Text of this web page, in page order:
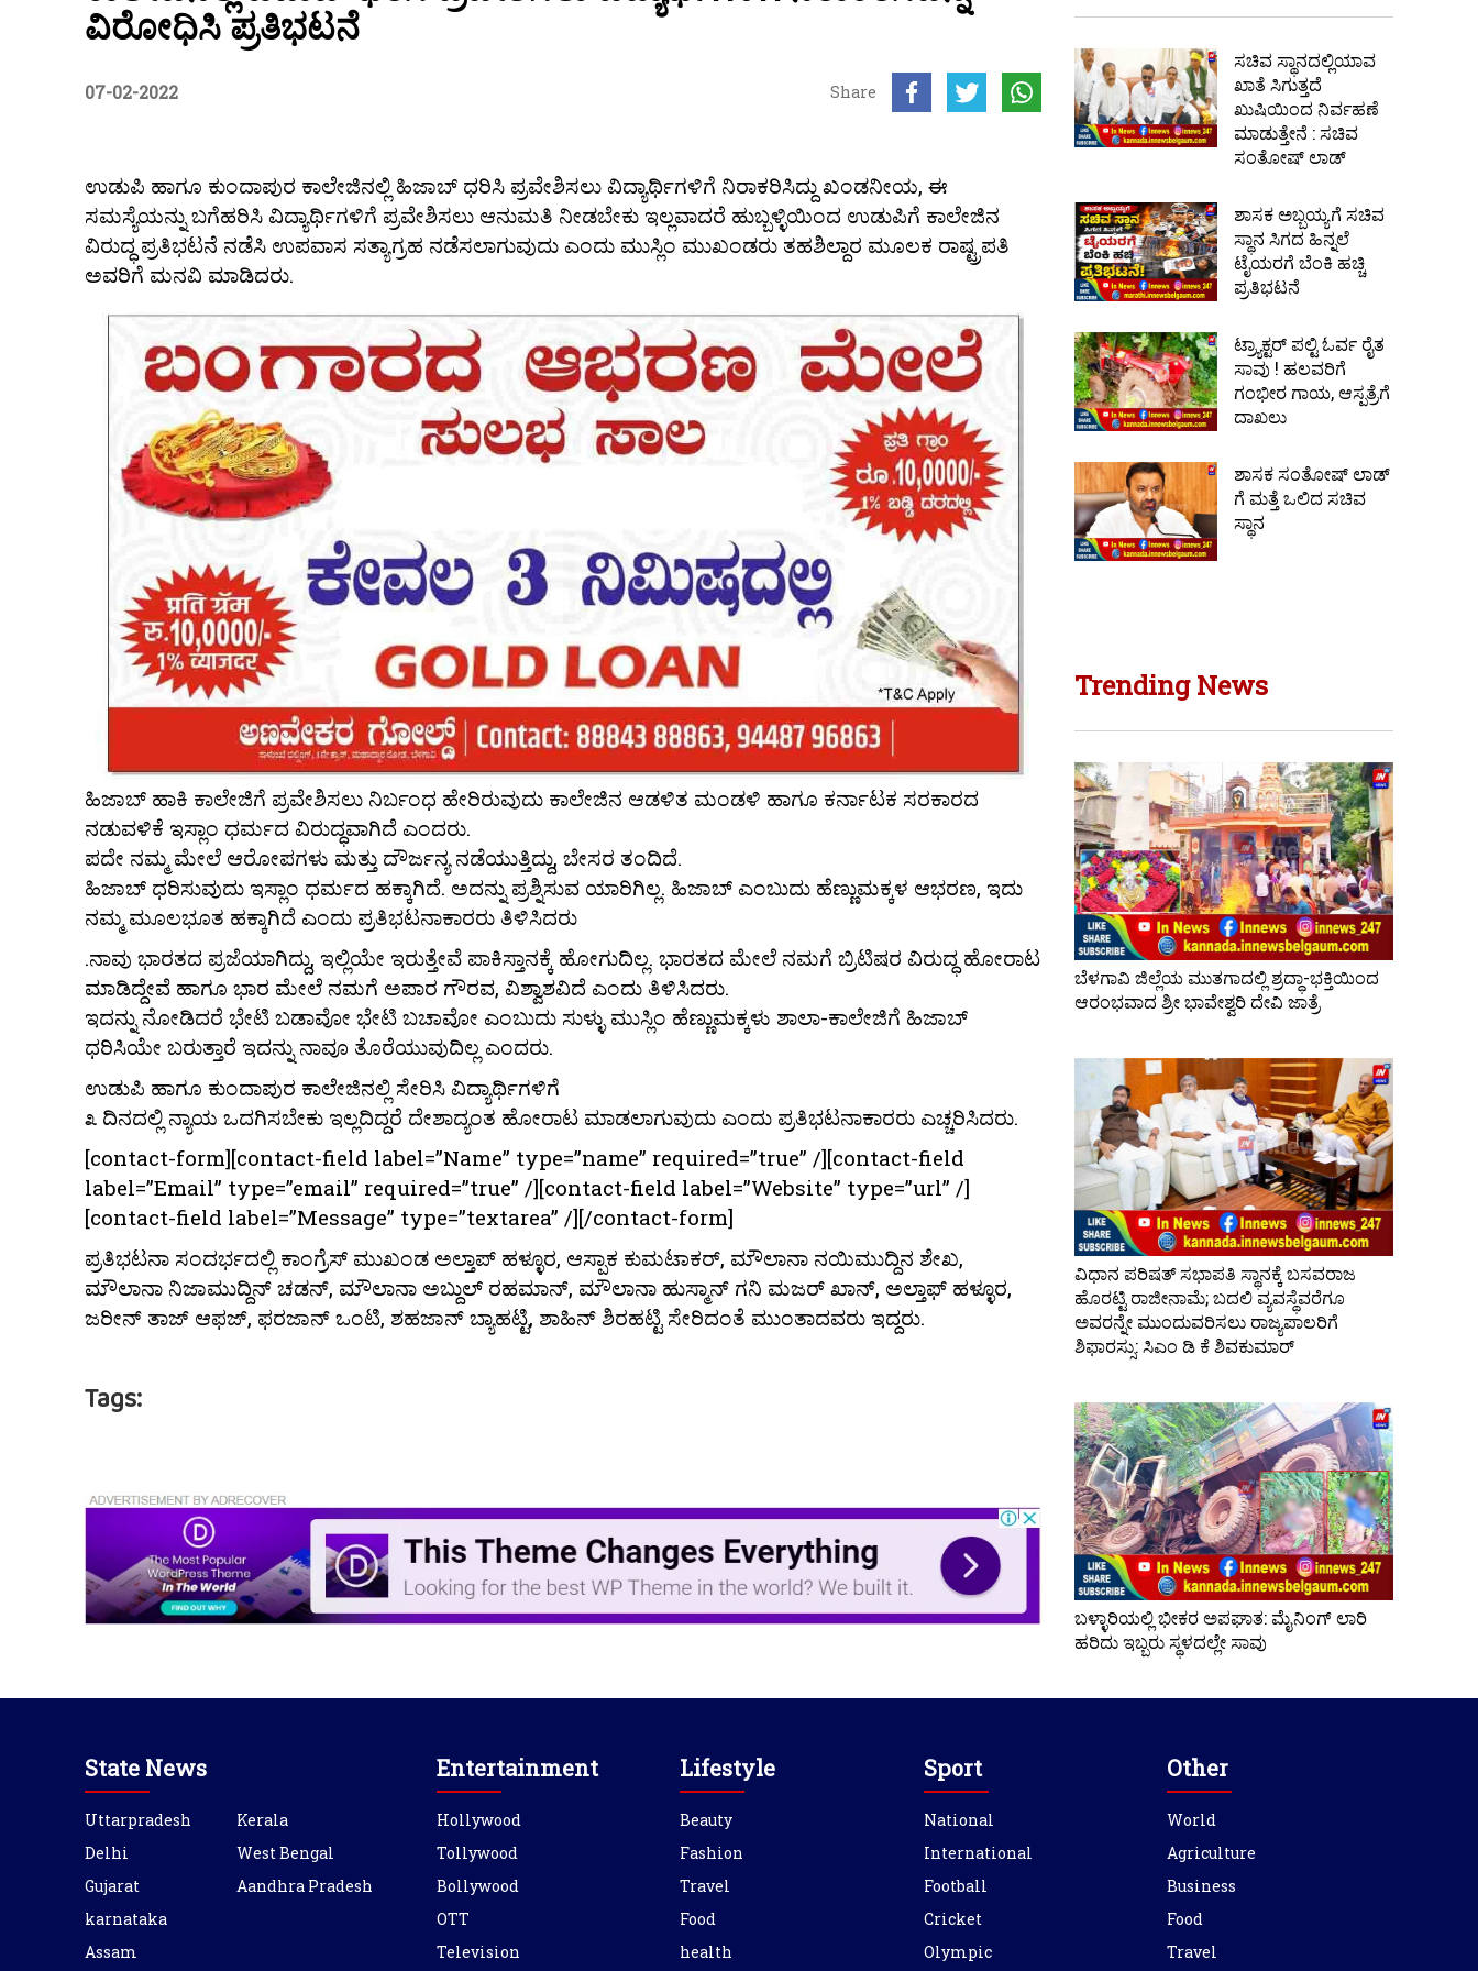
ವಿರೋಧಿಸಿ ಪ್ರತಿಭಟನೆ
07-02-2022 Share
ಉಡುಪಿ ಹಾಗೂ ಕುಂದಾಪುರ ಕಾಲೇಜಿನಲ್ಲಿ ಹಿಜಾಬ್ ಧರಿಸಿ ಪ್ರವೇಶಿಸಲು ವಿದ್ಯಾರ್ಥಿಗಳಿಗೆ ನಿರಾಕರಿಸಿದ್ದು ಖಂಡನೀಯ, ಈ
ಸಮಸ್ಯೆಯನ್ನು ಬಗೆಹರಿಸಿ ವಿದ್ಯಾರ್ಥಿಗಳಿಗೆ ಪ್ರವೇಶಿಸಲು ಆನುಮತಿ ನೀಡಬೇಕು ಇಲ್ಲವಾದರೆ ಹುಬ್ಬಳ್ಳಿಯಿಂದ ಉಡುಪಿಗೆ ಕಾಲೇಜಿನ
ವಿರುದ್ಧ ಪ್ರತಿಭಟನೆ ನಡೆಸಿ ಉಪವಾಸ ಸತ್ಯಾಗ್ರಹ ನಡೆಸಲಾಗುವುದು ಎಂದು ಮುಸ್ಲಿಂ ಮುಖಂಡರು ತಹಶಿಲ್ದಾರ ಮೂಲಕ ರಾಷ್ಟ್ರಪತಿ
ಅವರಿಗೆ ಮನವಿ ಮಾಡಿದರು.
ಹಿಜಾಬ್ ಹಾಕಿ ಕಾಲೇಜಿಗೆ ಪ್ರವೇಶಿಸಲು ನಿರ್ಬಂಧ ಹೇರಿರುವುದು ಕಾಲೇಜಿನ ಆಡಳಿತ ಮಂಡಳಿ ಹಾಗೂ ಕರ್ನಾಟಕ ಸರಕಾರದ
ನಡುವಳಿಕೆ ಇಸ್ಲಾಂ ಧರ್ಮದ ವಿರುದ್ಧವಾಗಿದೆ ಎಂದರು.
ಪದೇ ನಮ್ಮ ಮೇಲೆ ಆರೋಪಗಳು ಮತ್ತು ದೌರ್ಜನ್ಯ ನಡೆಯುತ್ತಿದ್ದು, ಬೇಸರ ತಂದಿದೆ.
ಹಿಜಾಬ್ ಧರಿಸುವುದು ಇಸ್ಲಾಂ ಧರ್ಮದ ಹಕ್ಕಾಗಿದೆ. ಅದನ್ನು ಪ್ರಶ್ನಿಸುವ ಯಾರಿಗಿಲ್ಲ. ಹಿಜಾಬ್ ಎಂಬುದು ಹೆಣ್ಣುಮಕ್ಕಳ ಆಭರಣ, ಇದು
ನಮ್ಮ ಮೂಲಭೂತ ಹಕ್ಕಾಗಿದೆ ಎಂದು ಪ್ರತಿಭಟನಾಕಾರರು ತಿಳಿಸಿದರು
.ನಾವು ಭಾರತದ ಪ್ರಜೆಯಾಗಿದ್ದು, ಇಲ್ಲಿಯೇ ಇರುತ್ತೇವೆ ಪಾಕಿಸ್ತಾನಕ್ಕೆ ಹೋಗುದಿಲ್ಲ. ಭಾರತದ ಮೇಲೆ ನಮಗೆ ಬ್ರಿಟಿಷರ ವಿರುದ್ಧ ಹೋರಾಟ
ಮಾಡಿದ್ದೇವೆ ಹಾಗೂ ಭಾರ ಮೇಲೆ ನಮಗೆ ಅಪಾರ ಗೌರವ, ವಿಶ್ವಾಶವಿದೆ ಎಂದು ತಿಳಿಸಿದರು.
ಇದನ್ನು ನೋಡಿದರೆ ಭೇಟಿ ಬಡಾವೋ ಭೇಟಿ ಬಚಾವೋ ಎಂಬುದು ಸುಳ್ಳು ಮುಸ್ಲಿಂ ಹೆಣ್ಣುಮಕ್ಕಳು ಶಾಲಾ-ಕಾಲೇಜಿಗೆ ಹಿಜಾಬ್
ಧರಿಸಿಯೇ ಬರುತ್ತಾರೆ ಇದನ್ನು ನಾವೂ ತೊರೆಯುವುದಿಲ್ಲ ಎಂದರು.
ಉಡುಪಿ ಹಾಗೂ ಕುಂದಾಪುರ ಕಾಲೇಜಿನಲ್ಲಿ ಸೇರಿಸಿ ವಿದ್ಯಾರ್ಥಿಗಳಿಗೆ
೩ ದಿನದಲ್ಲಿ ನ್ಯಾಯ ಒದಗಿಸಬೇಕು ಇಲ್ಲದಿದ್ದರೆ ದೇಶಾದ್ಯಂತ ಹೋರಾಟ ಮಾಡಲಾಗುವುದು ಎಂದು ಪ್ರತಿಭಟನಾಕಾರರು ಎಚ್ಚರಿಸಿದರು.
[contact-form][contact-field label=”Name” type=”name” required=”true” /][contact-field
label=”Email” type=”email” required=”true” /][contact-field label=”Website” type=”url” /]
[contact-field label=”Message” type=”textarea” /][/contact-form]
ಪ್ರತಿಭಟನಾ ಸಂದರ್ಭದಲ್ಲಿ ಕಾಂಗ್ರೆಸ್ ಮುಖಂಡ ಅಲ್ತಾಪ್ ಹಳ್ಳೂರ, ಆಸ್ಪಾಕ ಕುಮಟಾಕರ್, ಮೌಲಾನಾ ನಯಿಮುದ್ದಿನ ಶೇಖ,
ಮೌಲಾನಾ ನಿಜಾಮುದ್ದಿನ್ ಚಡನ್, ಮೌಲಾನಾ ಅಬ್ದುಲ್ ರಹಮಾನ್, ಮೌಲಾನಾ ಹುಸ್ಮಾನ್ ಗನಿ ಮಜರ್ ಖಾನ್, ಅಲ್ತಾಫ್ ಹಳ್ಳೂರ,
ಜರೀನ್ ತಾಜ್ ಆಫಜ್, ಫರಜಾನ್ ಒಂಟಿ, ಶಹಜಾನ್ ಬ್ಯಾಹಟ್ಟಿ, ಶಾಹಿನ್ ಶಿರಹಟ್ಟಿ ಸೇರಿದಂತೆ ಮುಂತಾದವರು ಇದ್ದರು.
Tags:
ಸಚಿವ ಸ್ಥಾನದಲ್ಲಿಯಾವ
ಖಾತೆ ಸಿಗುತ್ತದೆ
ಖುಷಿಯಿಂದ ನಿರ್ವಹಣೆ
ಮಾಡುತ್ತೇನೆ : ಸಚಿವ
ಸಂತೋಷ್ ಲಾಡ್
ಶಾಸಕ ಅಬ್ಬಯ್ಯಗೆ ಸಚಿವ
ಸ್ಥಾನ ಸಿಗದ ಹಿನ್ನಲೆ
ಟೈಯರಗೆ ಬೆಂಕಿ ಹಚ್ಚಿ
ಪ್ರತಿಭಟನೆ
ಟ್ರ್ಯಾಕ್ಟರ್ ಪಲ್ಟಿ ಓರ್ವ ರೈತ
ಸಾವು ! ಹಲವರಿಗೆ
ಗಂಭೀರ ಗಾಯ, ಆಸ್ಪತ್ರೆಗೆ
ದಾಖಲು
ಶಾಸಕ ಸಂತೋಷ್ ಲಾಡ್
ಗೆ ಮತ್ತೆ ಒಲಿದ ಸಚಿವ
ಸ್ಥಾನ
Trending News
ಬೆಳಗಾವಿ ಜಿಲ್ಲೆಯ ಮುತಗಾದಲ್ಲಿ ಶ್ರದ್ಧಾ-ಭಕ್ತಿಯಿಂದ
ಆರಂಭವಾದ ಶ್ರೀ ಭಾವೇಶ್ವರಿ ದೇವಿ ಜಾತ್ರೆ
ವಿಧಾನ ಪರಿಷತ್ ಸಭಾಪತಿ ಸ್ಥಾನಕ್ಕೆ ಬಸವರಾಜ
ಹೊರಟ್ಟಿ ರಾಜೀನಾಮೆ; ಬದಲಿ ವ್ಯವಸ್ಥೆವರೆಗೂ
ಅವರನ್ನೇ ಮುಂದುವರಿಸಲು ರಾಜ್ಯಪಾಲರಿಗೆ
ಶಿಫಾರಸ್ಸು: ಸಿಎಂ ಡಿ ಕೆ ಶಿವಕುಮಾರ್
ಬಳ್ಳಾರಿಯಲ್ಲಿ ಭೀಕರ ಅಪಘಾತ: ಮೈನಿಂಗ್ ಲಾರಿ
ಹರಿದು ಇಬ್ಬರು ಸ್ಥಳದಲ್ಲೇ ಸಾವು
State News
Uttarpradesh
Delhi
Gujarat
karnataka
Assam
Kerala
West Bengal
Aandhra Pradesh
Entertainment
Hollywood
Tollywood
Bollywood
OTT
Television
Lifestyle
Beauty
Fashion
Travel
Food
health
Sport
National
International
Football
Cricket
Olympic
Other
World
Agriculture
Business
Food
Travel